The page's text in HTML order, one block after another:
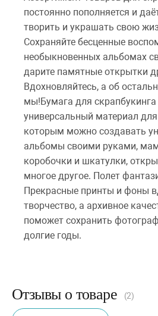
постоянно пополняется и
творить и украшать свою
Сохраняйте бесценные
необыкновенных альбомах
дарите памятные открытки
Вдохновляйтесь, а об
мы!Бумага для
универсальный материал для
которым можно создавать
альбомы своими руками,
коробочки и шкатулки,
многое другое. Полет
Прекрасные принты и фоны
творчество, а архивное
поможет сохранить
долгие годы.
Отзывы о товаре (2)